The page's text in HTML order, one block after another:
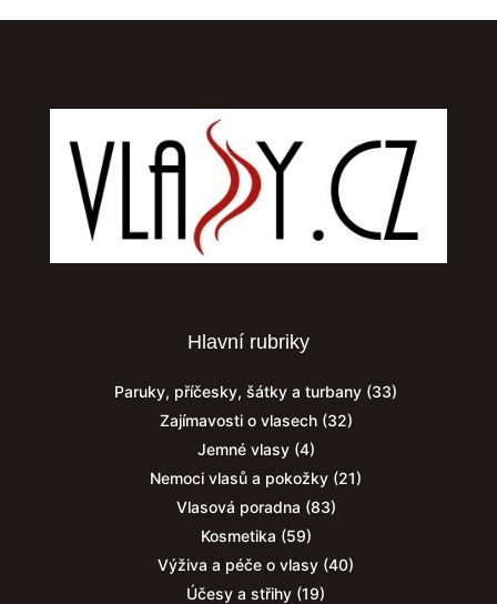
Hlavní rubriky
Paruky, příčesky, šátky a turbany (33)
Zajímavosti o vlasech(32)
Jemné vlasy(4)
Nemoci vlasů a pokožky (21)
Vlasová poradna (83)
Kosmetika (59)
Výživa a péče o vlasy (40)
Účesy a střihy (19)